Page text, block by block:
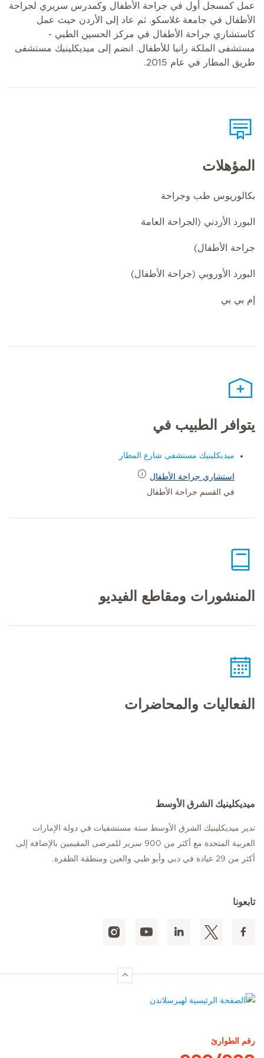
عمل كمسجل أول في جراحة الأطفال وكمدرس سريري لجراحة
الأطفال في جامعة غلاسكو. ثم عاد إلى الأردن حيث عمل
كاستشاري جراحة الأطفال في مركز الحسين الطبي -
مستشفى الملكة رانيا للأطفال. انضم إلى ميديكلينيك مستشفى
طريق المطار في عام 2015.
المؤهلات
بكالوريوس طب وجراحة
البورد الأردني (الجراحة العامة
جراحة الأطفال)
البورد الأوروبي (جراحة الأطفال)
إم بي بي
يتوافر الطبيب في
ميديكلينيك مستشفى شارع المطار
استشاري جراحة الأطفال
في القسم جراحة الأطفال
المنشورات ومقاطع الفيديو
الفعاليات والمحاضرات
ميديكلينيك الشرق الأوسط
تدير ميديكلينيك الشرق الأوسط ستة مستشفيات في دولة الإمارات
العربية المتحدة مع أكثر من 900 سرير للمرضى المقيمين بالإضافة إلى
أكثر من 29 عيادة في دبي وأبو ظبي والعين ومنطقة الظفرة.
تابعونا
رقم الطوارئ